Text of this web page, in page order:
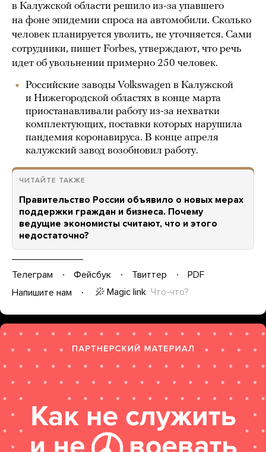
в Калужской области решило из-за упавшего
на фоне эпидемии спроса на автомобили. Сколько
человек планируется уволить, не уточняется. Сами
сотрудники, пишет Forbes, утверждают, что речь
идет об увольнении примерно 250 человек.
Российские заводы Volkswagen в Калужской
и Нижегородской областях в конце марта
приостанавливали работу из-за нехватки
комплектующих, поставки которых нарушила
пандемия коронавируса. В конце апреля
калужский завод возобновил работу.
ЧИТАЙТЕ ТАКЖЕ
Правительство России объявило о новых мерах
поддержки граждан и бизнеса. Почему
ведущие экономисты считают, что и этого
недостаточно?
Телеграм Фейсбук Твиттер
PDF
Напишите нам
Magic link Что-что?